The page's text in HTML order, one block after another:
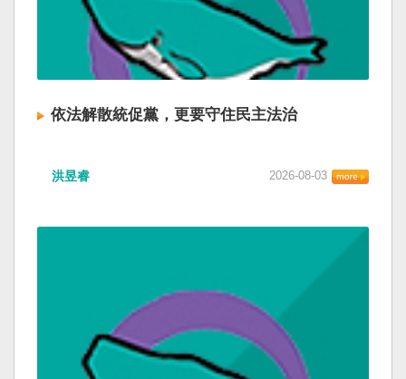
依法解散統促黨，更要守住民主法治
洪昱睿 2026-08-03